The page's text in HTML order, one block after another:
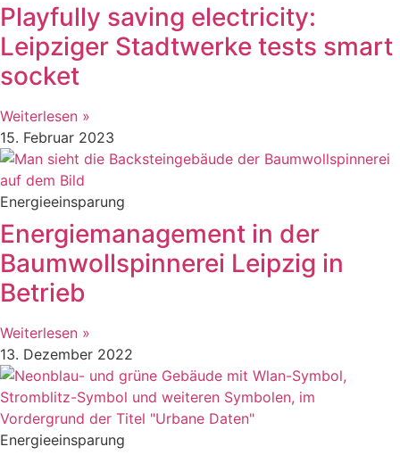
Playfully saving electricity:
Leipziger Stadtwerke tests smart
socket
Weiterlesen »
15. Februar 2023
Energieeinsparung
Energiemanagement in der
Baumwollspinnerei Leipzig in
Betrieb
Weiterlesen »
13. Dezember 2022
Energieeinsparung